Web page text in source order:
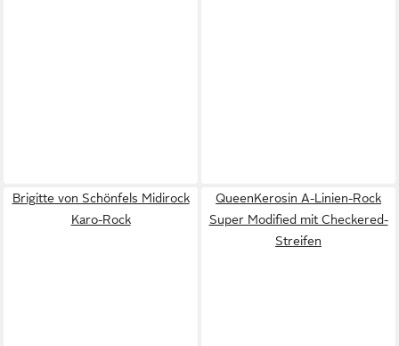
Brigitte von Schönfels Midirock
Karo-Rock
QueenKerosin A-Linien-Rock
Super Modified mit Checkered-
Streifen